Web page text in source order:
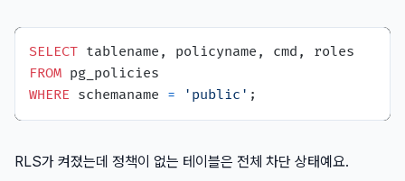
SELECT
FROM
WHERE schemaname = 'public'
RLS가 켜졌는데 정책이 없는 테이블은 전체 차단 상태예요.